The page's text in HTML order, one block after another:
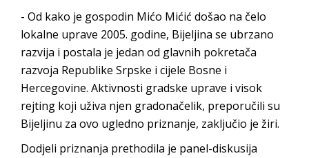
- Od kako je gospodin Mićo Mićić došao na čelo
lokalne uprave 2005. godine, Bijeljina se ubrzano
razvija i postala je jedan od glavnih pokretača
razvoja Republike Srpske i cijele Bosne i
Hercegovine. Aktivnosti gradske uprave i visok
rejting koji uživa njen gradonačelik, preporučili su
Bijeljinu za ovo ugledno priznanje, zaključio je žiri.
Dodjeli priznanja prethodila je panel-diskusija